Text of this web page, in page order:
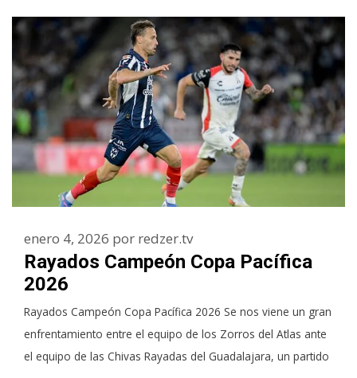
Rayados Campeón Copa Pacífica
2026
enero 4, 2026 por redzer.tv
Rayados Campeón Copa Pacífica 2026 Se nos viene un gran
enfrentamiento entre el equipo de los Zorros del Atlas ante
el equipo de las Chivas Rayadas del Guadalajara, un partido